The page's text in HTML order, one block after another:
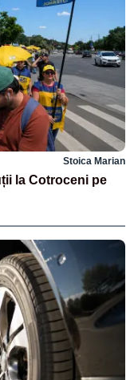
Stoica Marian
la Cotroceni pe